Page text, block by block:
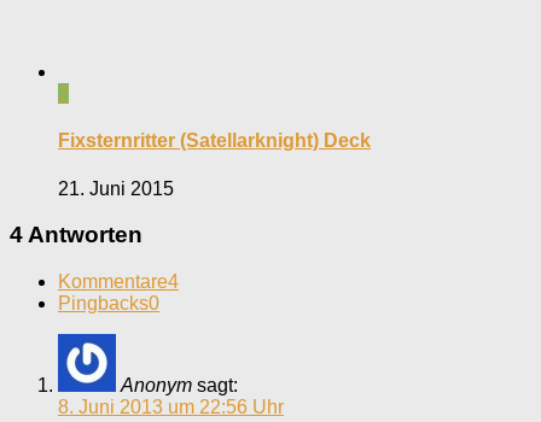
2
Fixsternritter (Satellarknight) Deck
21. Juni 2015
4 Antworten
Kommentare4
Pingbacks0
Anonym sagt:
8. Juni 2013 um 22:56 Uhr